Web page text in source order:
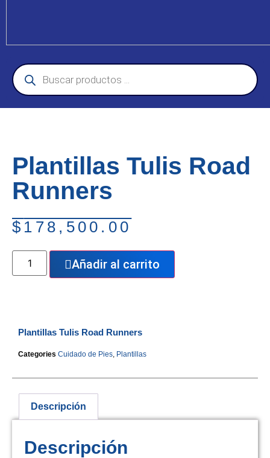
Plantillas Tulis Road
Runners
$ 178,500.00
Añadir al carrito
Plantillas Tulis Road Runners
Categories Cuidado de Pies, Plantillas
Descripción
Descripción